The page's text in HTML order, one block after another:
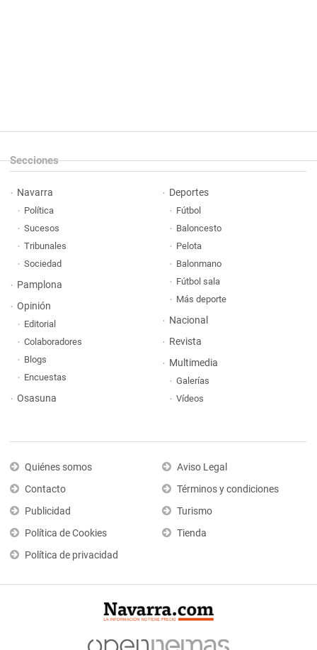
Secciones
Navarra
Política
Sucesos
Tribunales
Sociedad
Pamplona
Opinión
Editorial
Colaboradores
Blogs
Encuestas
Osasuna
Deportes
Fútbol
Baloncesto
Pelota
Balonmano
Fútbol sala
Más deporte
Nacional
Revista
Multimedia
Galerías
Vídeos
Quiénes somos
Contacto
Publicidad
Política de Cookies
Política de privacidad
Aviso Legal
Términos y condiciones
Turismo
Tienda